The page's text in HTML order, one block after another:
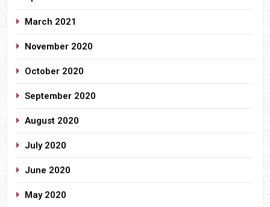
March 2021
November 2020
October 2020
September 2020
August 2020
July 2020
June 2020
May 2020